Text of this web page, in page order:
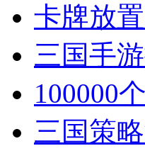
卡牌放
三国手
100000
三国策